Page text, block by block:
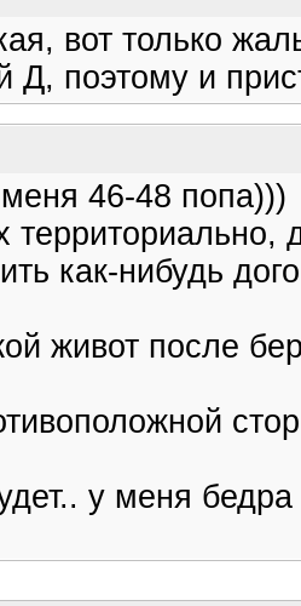
вот только
Д, поэтому и
46-48 попа)))
как-нибудь
живот после
у меня